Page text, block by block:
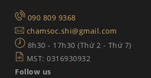
090 809 9368
chamsoc.shi@gmail.com
8h30 - 17h30 (Thứ 2 - Thứ 7)
MST: 0316930932
Follow us